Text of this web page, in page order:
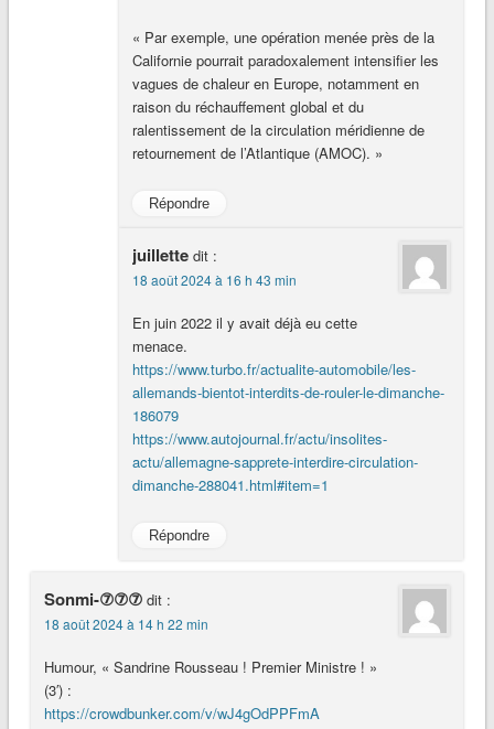
« Par exemple, une opération menée près de la
Californie pourrait paradoxalement intensifier les
vagues de chaleur en Europe, notamment en
raison du réchauffement global et du
ralentissement de la circulation méridienne de
retournement de l’Atlantique (AMOC). »
Répondre
juillette dit :
18 août 2024 à 16 h 43 min
En juin 2022 il y avait déjà eu cette
menace.
https://www.turbo.fr/actualite-automobile/les-
allemands-bientot-interdits-de-rouler-le-dimanche-
186079
https://www.autojournal.fr/actu/insolites-
actu/allemagne-sapprete-interdire-circulation-
dimanche-288041.html#item=1
Répondre
Sonmi-⑦⑦⑦ dit :
18 août 2024 à 14 h 22 min
Humour, « Sandrine Rousseau ! Premier Ministre ! »
(3′) :
https://crowdbunker.com/v/wJ4gOdPPFmA